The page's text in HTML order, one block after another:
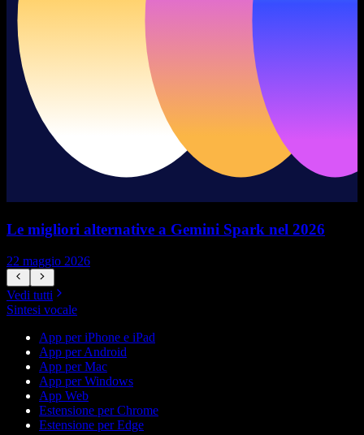
Le migliori alternative a Gemini Spark nel 2026
22 maggio 2026
Vedi tutti
Sintesi vocale
App per iPhone e iPad
App per Android
App per Mac
App per Windows
App Web
Estensione per Chrome
Estensione per Edge